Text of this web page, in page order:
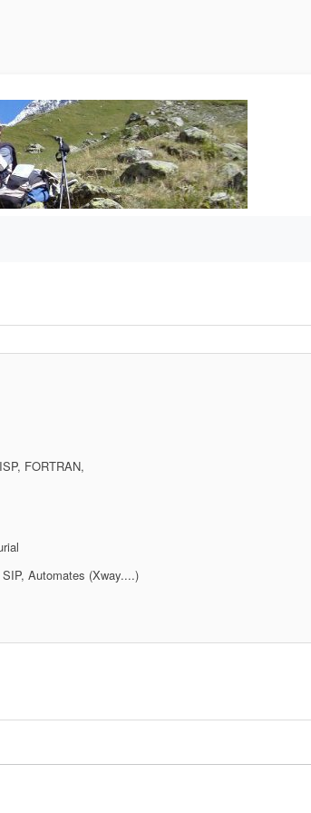
FORTRAN,
Automates (Xway....)